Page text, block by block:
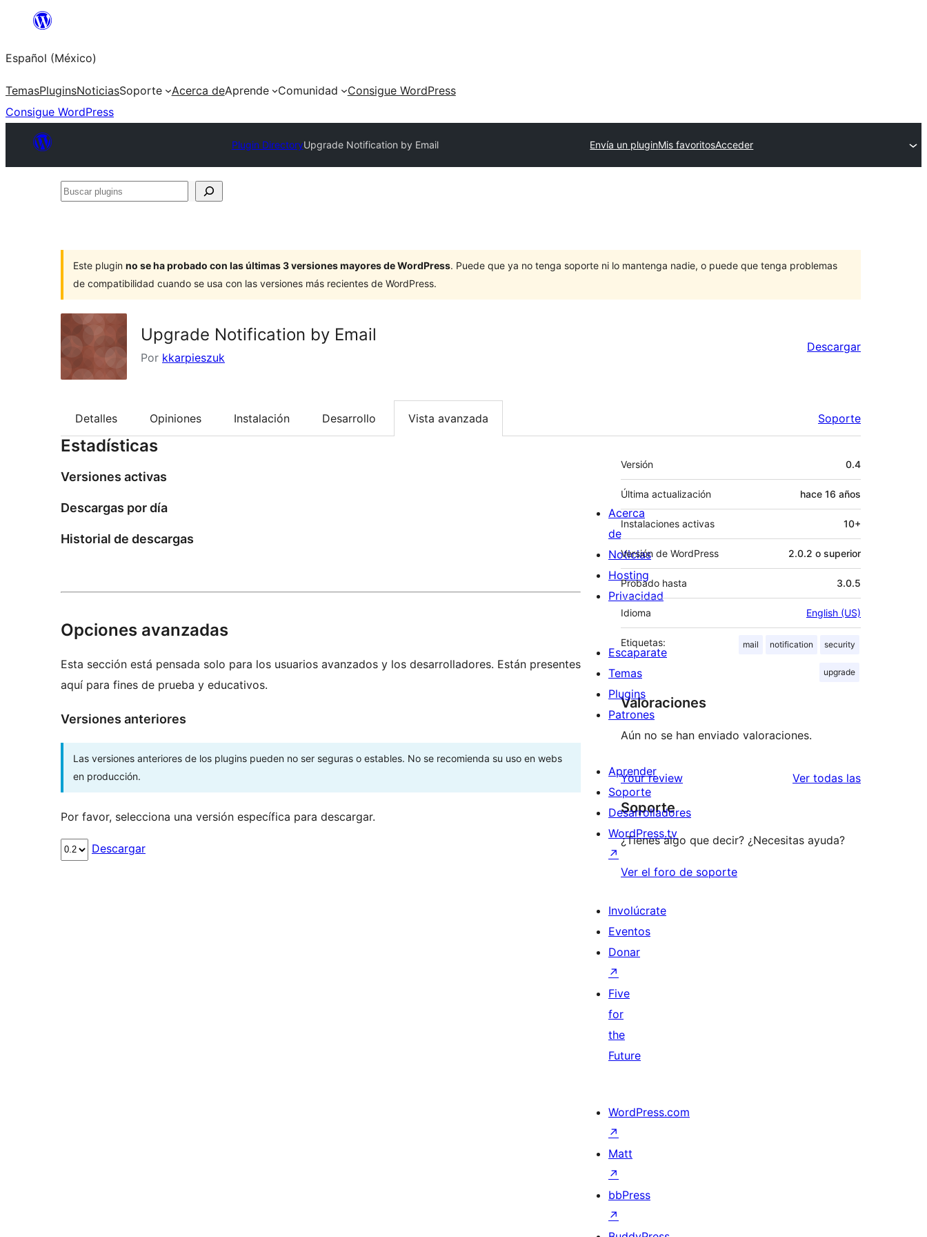
Saltar
contenido
Español (México)
TemasPluginsNoticiasSoporte Acerca deAprende Comunidad
Consigue WordPress
Consigue WordPress
Plugin DirectoryUpgrade Notification by Email Envía un pluginMis favoritosAcceder
Buscar
Este plugin no se ha probado con las últimas 3 versiones mayores de WordPress. Puede que ya no tenga soporte ni lo mantenga nadie, o puede que tenga problemas
de compatibilidad cuando se usa con las versiones más recientes de WordPress.
Upgrade Notification by Email
Por kkarpieszuk
Descargar
Detalles Opiniones Instalación Desarrollo Vista avanzada Soporte
Estadísticas
Versiones activas
Descargas por día
Historial de descargas
Opciones avanzadas
Esta sección está pensada solo para los usuarios avanzados y los desarrolladores. Están presentes
aquí para fines de prueba y educativos.
Versiones anteriores
Las versiones anteriores de los plugins pueden no ser seguras o estables. No se recomienda su uso en webs
en producción.
Por favor, selecciona una versión específica para descargar.
Descargar
Meta
Versión 0.4
Última actualización hace 16 años
Instalaciones activas 10+
Versión de WordPress 2.0.2 o superior
Probado hasta 3.0.5
Idioma English (US)
Etiquetas: mail notification security
upgrade
Valoraciones
Aún no se han enviado valoraciones.
Your review Ver todas lasvaloraciones
Soporte
¿Tienes algo que decir? ¿Necesitas ayuda?
Ver el foro de soporte
Acerca
de
Noticias
Hosting
Privacidad
Escaparate
Temas
Plugins
Patrones
Aprender
Soporte
Desarrolladores
WordPress.tv
↗
Involúcrate
Eventos
Donar
↗
Five
for
the
Future
WordPress.com
↗
Matt
↗
bbPress
↗